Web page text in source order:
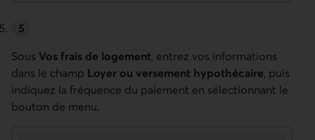
Sous Vos frais de logement, entrez vos informations
dans le champ Loyer ou versement hypothécaire, puis
indiquez la fréquence du paiement en sélectionnant le
bouton de menu.